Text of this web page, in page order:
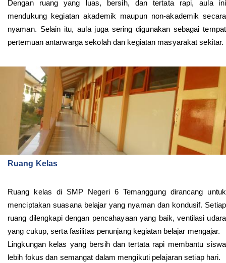
Dengan ruang yang luas, bersih, dan tertata rapi, aula ini
mendukung kegiatan akademik maupun non-akademik secara
nyaman. Selain itu, aula juga sering digunakan sebagai tempat
pertemuan antarwarga sekolah dan kegiatan masyarakat sekitar.
Ruang Kelas
Ruang kelas di SMP Negeri 6 Temanggung dirancang untuk
menciptakan suasana belajar yang nyaman dan kondusif. Setiap
ruang dilengkapi dengan pencahayaan yang baik, ventilasi udara
yang cukup, serta fasilitas penunjang kegiatan belajar mengajar.
Lingkungan kelas yang bersih dan tertata rapi membantu siswa
lebih fokus dan semangat dalam mengikuti pelajaran setiap hari.